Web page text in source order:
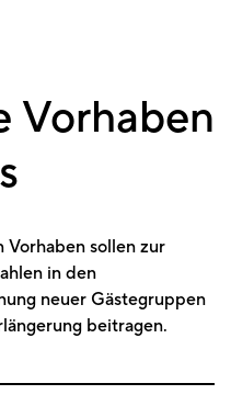
Vorhaben
sollen zur
in den
neuer Gästegruppen
beitragen.